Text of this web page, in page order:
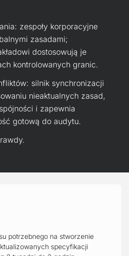
zespoły korporacyjne
zasadami;
dostosowują je
kontrolowanych granic.
silnik synchronizacji
nieaktualnych zasad,
i zapewnia
gotową do audytu.
potrzebnego na stworzenie
specyfikacji